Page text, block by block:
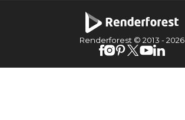
Renderforest © 2013 -2026